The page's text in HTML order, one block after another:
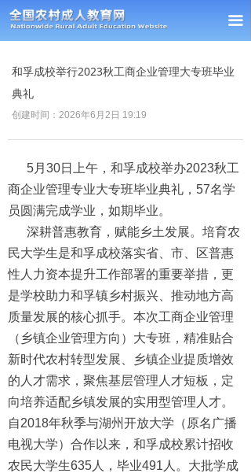
끀
首页
通知公告
经验交流
政策法规
课题研究
理事单位
会员风采
联系我们
和孚成校举行2023秋工商企业管理大专班毕业
典礼
创建时间： 2026年6月2日 19:19
5月30日上午，和孚成校举办2023秋工
商企业管理专业大专班毕业典礼，57名学
员圆满完成学业，如期毕业。
深耕普惠教育，赋能乡土发展。培育农
民大学生是和孚成校落实省、市、区普惠
性人力资本提升工作部署的重要举措，更
是学校助力和孚镇乡村振兴、推动地方高
质量发展的核心抓手。本次工商企业管理
（乡镇企业管理方向）大专班，精准贴合
新时代农村转型发展、乡镇企业提质增效
的人才需求，聚焦基层管理人才短板，定
向培养适配乡镇发展的实用型管理人才。
自2018年秋季与湖州开放大学（原名广播
电视大学）合作以来，和孚成校累计招收
农民大学生635人，毕业491人。大批学成